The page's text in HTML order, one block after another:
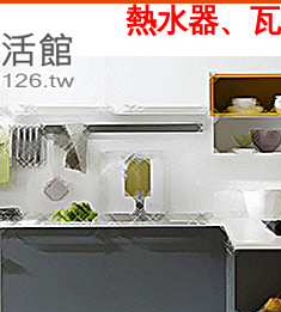
瓦斯爐、油